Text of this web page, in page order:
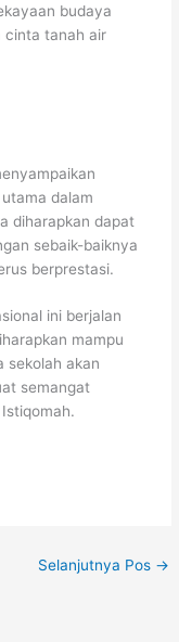
budaya
cinta tanah air
dalam
diharapkan dapat
sebaik-baiknya
berprestasi.
ini berjalan
mampu
sekolah akan
semangat
Selanjutnya Pos →